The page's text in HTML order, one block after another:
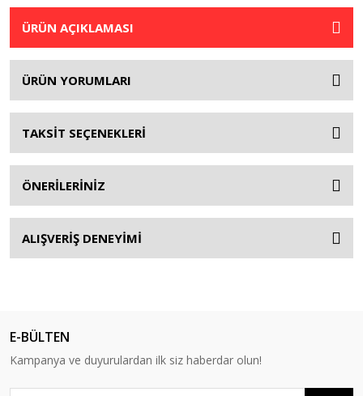
ÜRÜN AÇIKLAMASI
ÜRÜN YORUMLARI
TAKSİT SEÇENEKLERİ
ÖNERİLERİNİZ
ALIŞVERİŞ DENEYİMİ
E-BÜLTEN
Kampanya ve duyurulardan ilk siz haberdar olun!